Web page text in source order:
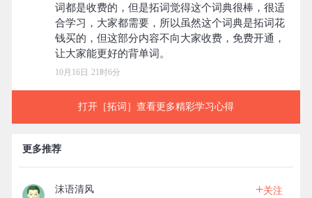
词都是收费的，但是拓词觉得这个词典很棒，很适
合学习，大家都需要，所以虽然这个词典是拓词花
钱买的，但这部分内容不向大家收费，免费开通，
10月16日 21时6分
打开［拓词］查看更多精彩学习心得
更多推荐
沫语清风 +关注